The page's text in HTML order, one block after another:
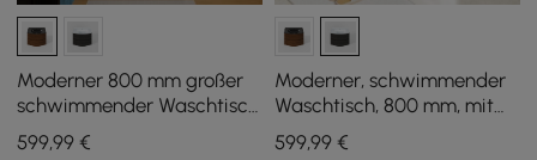
Moderner 800 mm großer
schwimmender Waschtisch
mit einteiligem Glasbecken
und 2 Schubladen in
599,99 €
Moderner, schwimmender
Waschtisch, 800 mm, mit
einteiligem Glasbecken
und 2 Schubladen,
599,99€